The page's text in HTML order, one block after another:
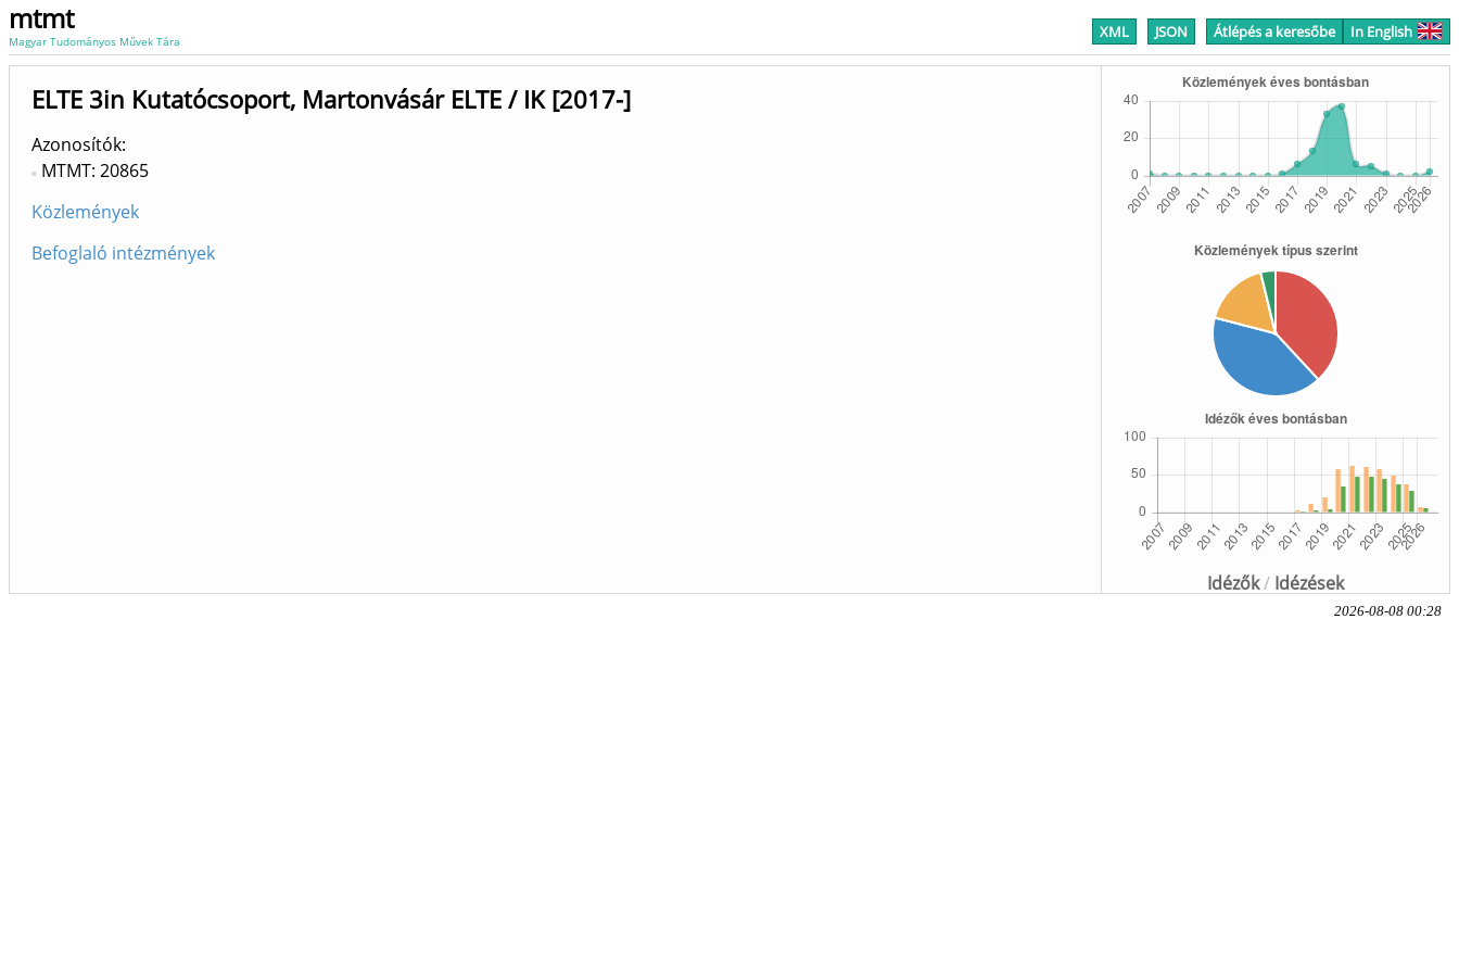
mtmt
Magyar Tudományos Művek Tára XML JSON Átlépés a keresőbe In English
Idézők/ Idézések
ELTE 3in Kutatócsoport, Martonvásár ELTE / IK [2017-]
Azonosítók
MTMT: 20865
Közlemények
Befoglaló intézmények
2026-08-08 00:28